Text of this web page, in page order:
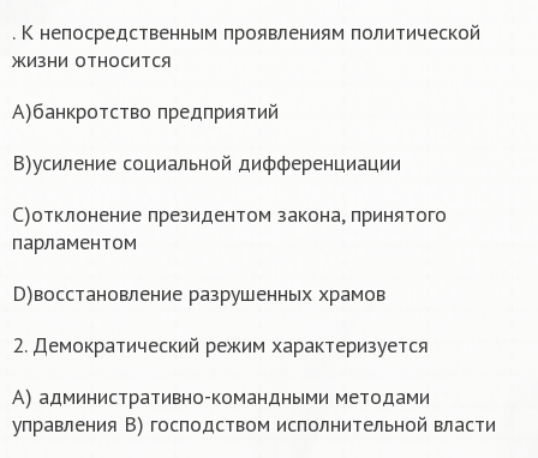
. К непосредственным проявлениям политической
жизни относится
A)банкротство предприятий
B)усиление социальной дифференциации
C)отклонение президентом закона, принятого
парламентом
D)восстановление разрушенных храмов
2. Демократический режим характеризуется
A) административно-командными методами
управления B) господством исполнительной власти